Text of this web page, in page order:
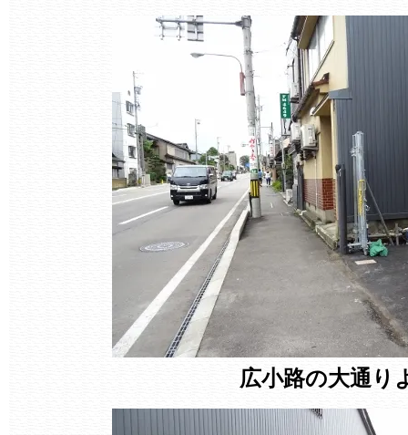
広小路の大通り